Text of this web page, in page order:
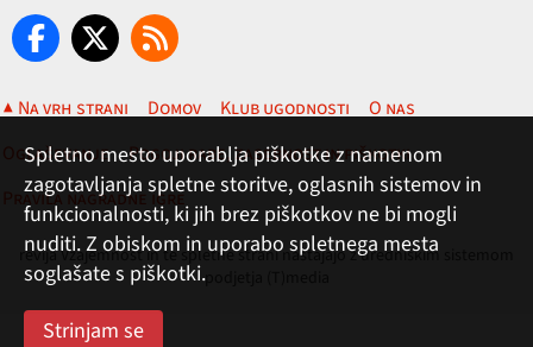
▲ Na vrh strani Domov Klub ugodnosti
O nas
Oglaševanje
Pogoji rabe, zasebnost in piškotki
Pravila nagradne igre
revija Vzajemnost in te spletne strani nastajajo z uredniškim sistemom
podjetja (T)media
Spletno mesto uporablja piškotke z namenom
zagotavljanja spletne storitve, oglasnih sistemov in
funkcionalnosti, ki jih brez piškotkov ne bi mogli
nuditi. Z obiskom in uporabo spletnega mesta
soglašate s piškotki.